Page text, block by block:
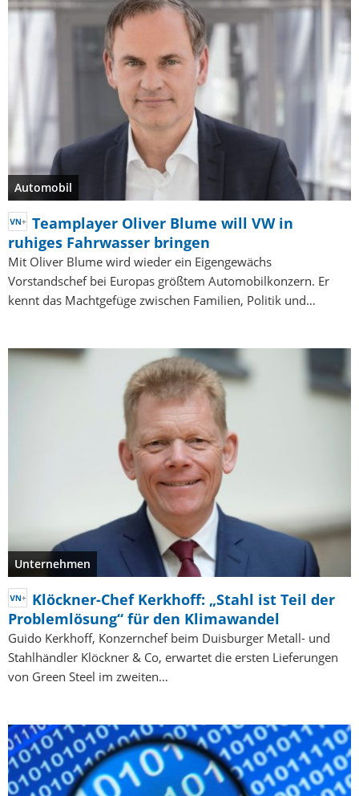
Automobil
Teamplayer Oliver Blume will VW in
ruhiges Fahrwasser bringen
Mit Oliver Blume wird wieder ein Eigengewächs
Vorstandschef bei Europas größtem Automobilkonzern. Er
kennt das Machtgefüge zwischen Familien, Politik und…
Unternehmen
Klöckner-Chef Kerkhoff: „Stahl ist Teil der
Problemlösung“ für den Klimawandel
Guido Kerkhoff, Konzernchef beim Duisburger Metall- und
Stahlhändler Klöckner & Co, erwartet die ersten Lieferungen
von Green Steel im zweiten…